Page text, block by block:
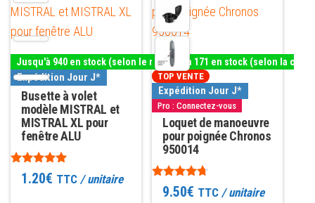
Jusqu'à 940 en stock (selon le modèle)
Expédition Jour J*
Busette à volet
modèle MISTRAL et
MISTRAL XL pour
fenêtre ALU
Note
5.001.20€ TTC / unitaire
produit
a
variations.
Les
options
peuvent
être
sur
Jusqu'à 171 en stock (selon la
Expédition Jour J*
Pro : Connectez-vous
Loquet de manoeuvre
pour poignée Chronos
950014
Note
4.559.50€ TTC/ unitaire
produit
a
plusieurs
variations.
Les
options
peuvent
être
choisies
sur